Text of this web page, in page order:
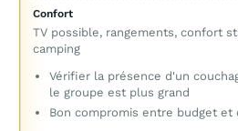
Confort
TV possible, rangements, confort
camping
Vérifier la présence d'un
le groupe est plus grand
Bon compromis entre budget et